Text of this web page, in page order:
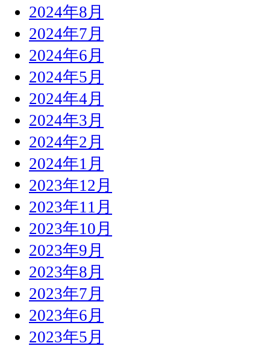
2024年8月
2024年7月
2024年6月
2024年5月
2024年4月
2024年3月
2024年2月
2024年1月
2023年12月
2023年11月
2023年10月
2023年9月
2023年8月
2023年7月
2023年6月
2023年5月